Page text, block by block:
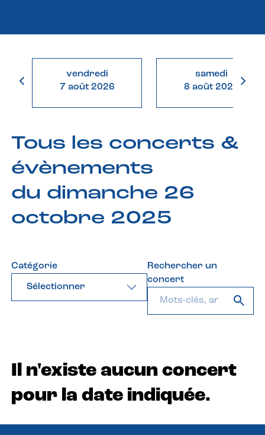
vendredi
7 août 2026
samedi
8 août 2026
Tous les concerts &
évènements
du dimanche 26
octobre 2025
Catégorie
Sélectionner
Rechercher un
concert
Il n'existe aucun concert
pour la date indiquée.